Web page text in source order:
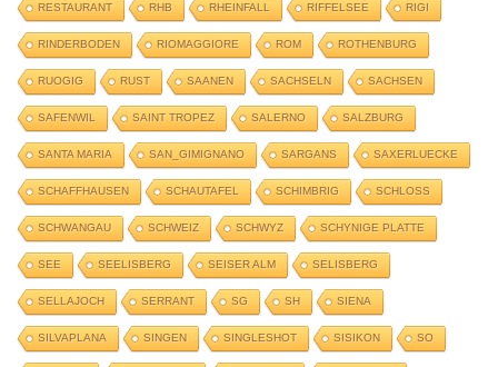
RESTAURANT RHB RHEINFALL RIFFELSEE RIGI
RINDERBODEN RIOMAGGIORE ROM ROTHENBURG
RUOGIG RUST SAANEN SACHSELN SACHSEN
SAFENWIL SAINT TROPEZ SALERNO SALZBURG
SANTA MARIA SAN_GIMIGNANO SARGANS SAXERLUECKE
SCHAFFHAUSEN SCHAUTAFEL SCHIMBRIG SCHLOSS
SCHWANGAU SCHWEIZ SCHWYZ SCHYNIGE PLATTE
SEE SEELISBERG SEISER ALM SELISBERG
SELLAJOCH SERRANT SG SH SIENA
SILVAPLANA SINGEN SINGLESHOT SISIKON SO